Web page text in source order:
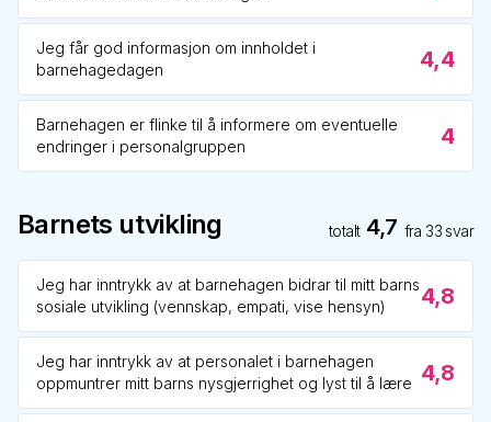
Jeg får god informasjon om innholdet i
barnehagedagen
4,4
Barnehagen er flinke til å informere om eventuelle
endringer i personalgruppen
4
Barnets utvikling totalt 4,7 fra 33 svar
Jeg har inntrykk av at barnehagen bidrar til mitt barns
sosiale utvikling (vennskap, empati, vise hensyn)
4,8
Jeg har inntrykk av at personalet i barnehagen
oppmuntrer mitt barns nysgjerrighet og lyst til å lære 4,8